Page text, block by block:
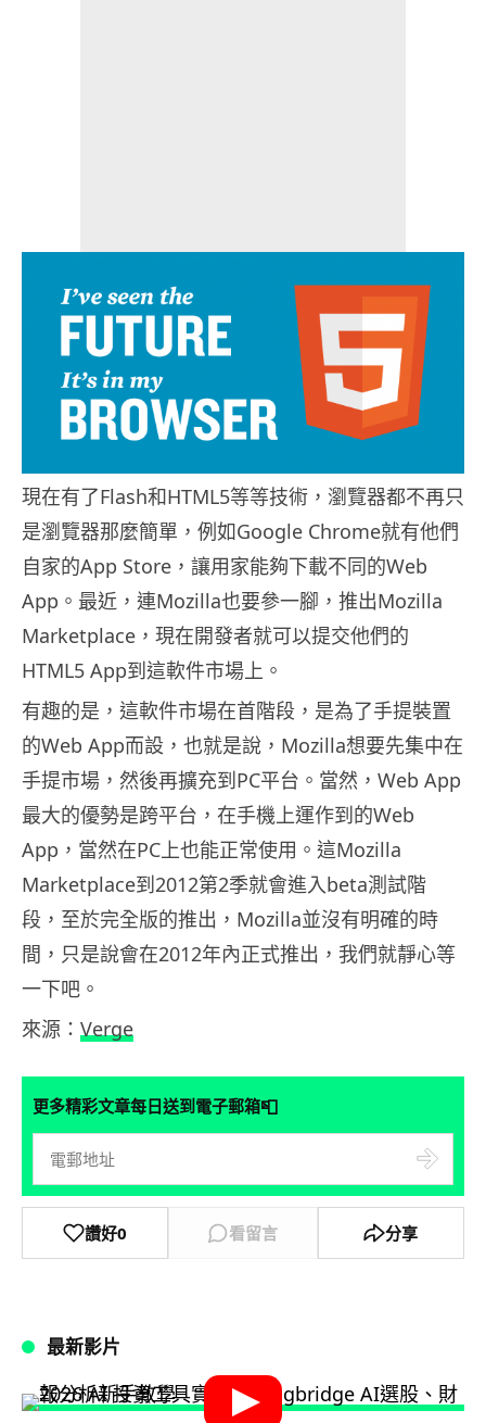
現在有了Flash和HTML5等等技術，瀏覽器都不再只
是瀏覽器那麼簡單，例如Google Chrome就有他們
自家的App Store，讓用家能夠下載不同的Web
App。最近，連Mozilla也要參一腳，推出Mozilla
Marketplace，現在開發者就可以提交他們的
HTML5 App到這軟件市場上。
有趣的是，這軟件市場在首階段，是為了手提裝置
的Web App而設，也就是說，Mozilla想要先集中在
手提市場，然後再擴充到PC平台。當然，Web App
最大的優勢是跨平台，在手機上運作到的Web
App，當然在PC上也能正常使用。這Mozilla
Marketplace到2012第2季就會進入beta測試階
段，至於完全版的推出，Mozilla並沒有明確的時
間，只是說會在2012年內正式推出，我們就靜心等
一下吧。
來源： Verge
更多精彩文章每日送到電子郵箱📮
讚好0 看留言 分享
最新影片